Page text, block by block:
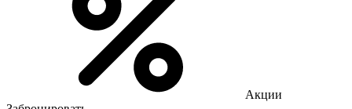
Акции